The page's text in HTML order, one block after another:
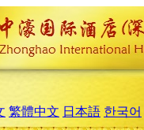
繁體中文 日本語 한국어